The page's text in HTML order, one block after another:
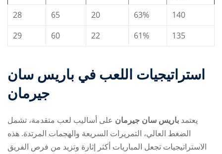
28
65 20 63%
140
29
60 22 61% 135
استراتيجيات اللعب في باريس سان
جيرمان
يعتمد باريس سان جيرمان على أساليب لعب متقدمة، تشمل
الضغط العالي، التمريرات السريعة والهجمات المرتدة. هذه
الاستراتيجيات تجعل المباريات أكثر إثارة وتزيد من فرص الفريق